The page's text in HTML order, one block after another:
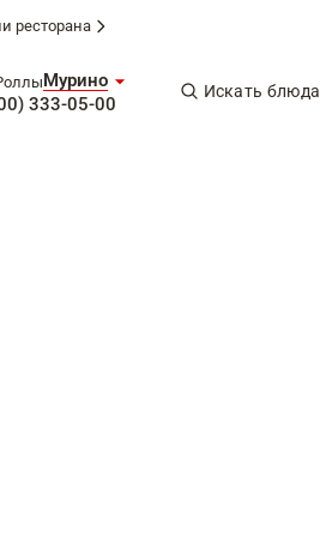
ресторана
Мурино
333-05-00
Искать блюда